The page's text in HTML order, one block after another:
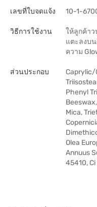
เลขที่ใบจดแจ้ง 10-1-
วิธีการใช้งาน
ให้ลูกค้า
แตะลงบ
ความ
ส่วนประกอบ
Caprylic/
Phenyl
Mica,
Olea
Annuus
45410, Ci